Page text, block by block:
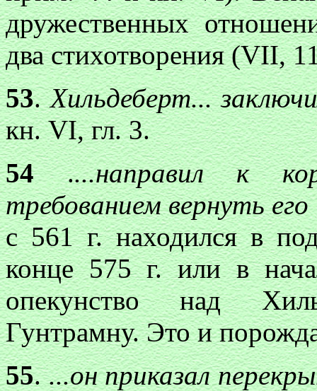
дружественных
два стихотворения (VII,
53.Хильдеберт...
кн. VI, гл. 3.
54....направил к
требованием вернуть
с 561 г. находился в
конце 575 г. или в
опекунство над
Гунтрамну. Это и
55....он приказал